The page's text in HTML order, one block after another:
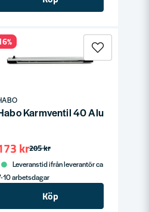
Karmventil 40 Aluminium
205 kr
kr
Leveranstid ifrån leverantör ca
10 arbetsdagar
Köp